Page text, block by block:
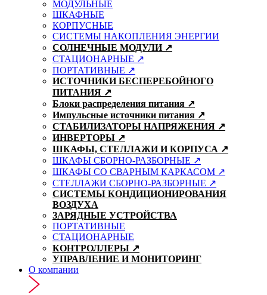
МОДУЛЬНЫЕ
ШКАФНЫЕ
КОРПУСНЫЕ
СИСТЕМЫ НАКОПЛЕНИЯ ЭНЕРГИИ
СОЛНЕЧНЫЕ МОДУЛИ ↗
СТАЦИОНАРНЫЕ ↗
ПОРТАТИВНЫЕ ↗
ИСТОЧНИКИ БЕСПЕРЕБОЙНОГО
ПИТАНИЯ ↗
Блоки распределения питания ↗
Импульсные источники питания ↗
СТАБИЛИЗАТОРЫ НАПРЯЖЕНИЯ ↗
ИНВЕРТОРЫ ↗
ШКАФЫ, СТЕЛЛАЖИ И КОРПУСА ↗
ШКАФЫ СБОРНО-РАЗБОРНЫЕ ↗
ШКАФЫ СО СВАРНЫМ КАРКАСОМ ↗
СТЕЛЛАЖИ СБОРНО-РАЗБОРНЫЕ ↗
СИСТЕМЫ КОНДИЦИОНИРОВАНИЯ
ВОЗДУХА
ЗАРЯДНЫЕ УСТРОЙСТВА
ПОРТАТИВНЫЕ
СТАЦИОНАРНЫЕ
КОНТРОЛЛЕРЫ ↗
УПРАВЛЕНИЕ И МОНИТОРИНГ
О компании